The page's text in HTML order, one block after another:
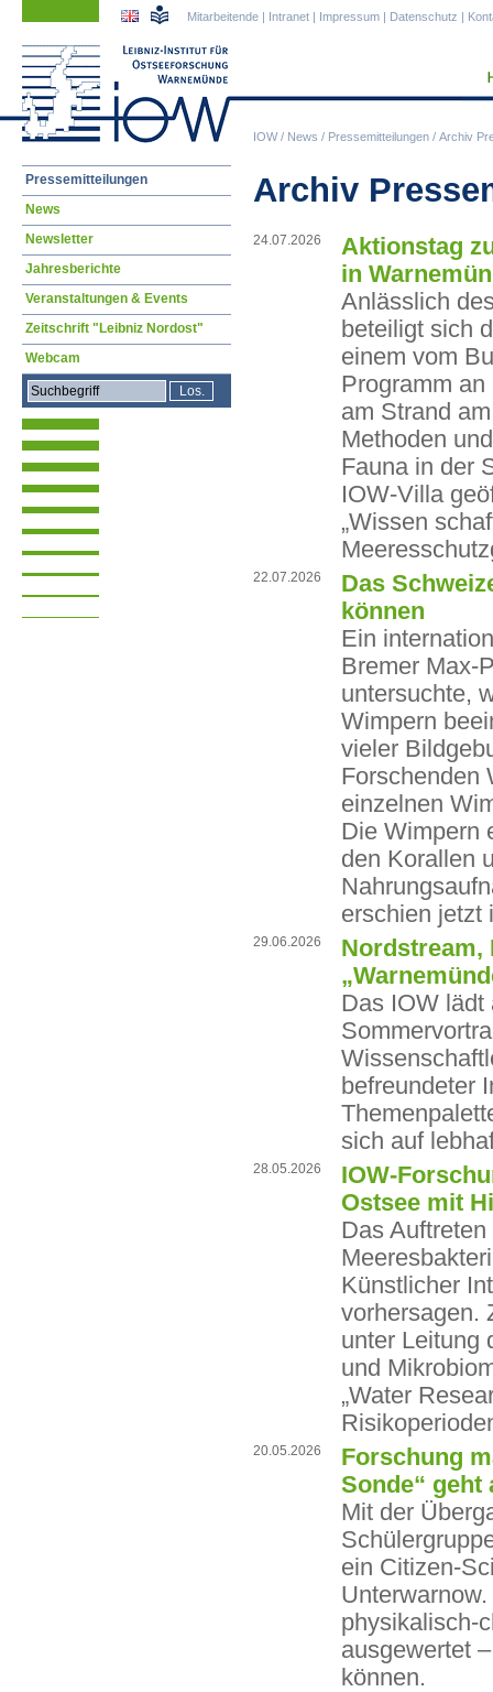
IOW/ News / Pressemitteilungen / Archiv
Mitarbeitende | Intranet | Impressum | Datenschutz |
Archiv
24.07.2026
Aktionstag
in
Anlässlich
beteiligt sich
einem vom
Programm
am Strand
Methoden
Fauna in der
IOW-Villa
„Wissen
22.07.2026
Das
können
Ein
Bremer Max-
untersuchte,
Wimpern
vieler
Forschenden
einzelnen
Die Wimpern
den Korallen
erschien jetzt
29.06.2026
Nordstream,
Das IOW lädt
befreundeter
sich auf
28.05.2026
IOW-
Ostsee mit
Das
Künstlicher
vorhersagen.
unter Leitung
und
„Water
20.05.2026
Forschung
Sonde“ geht
Mit der
ein Citizen-
physikalisch-
ausgewertet
können.
Navigation
Pressemitteilungen
News
Newsletter
Jahresberichte
Veranstaltungen & Events
Zeitschrift "Leibniz Nordost"
Webcam